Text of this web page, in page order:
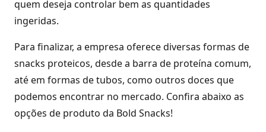
quem deseja controlar bem as quantidades
ingeridas.
Para finalizar, a empresa oferece diversas formas de
snacks proteicos, desde a barra de proteína comum,
até em formas de tubos, como outros doces que
podemos encontrar no mercado. Confira abaixo as
opções de produto da Bold Snacks!